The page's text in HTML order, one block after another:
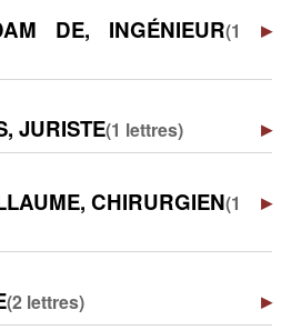
DE, INGÉNIEUR(1
JURISTE(1 lettres)
CHIRURGIEN(1
(2 lettres)